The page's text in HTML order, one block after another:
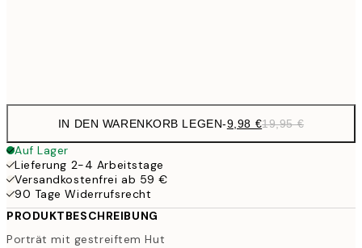
IN DEN WARENKORB LEGEN-9,98 €19,95 €
Auf Lager
Lieferung 2-4 Arbeitstage
Versandkostenfrei ab 59 €
90 Tage Widerrufsrecht
PRODUKTBESCHREIBUNG
Porträt mit gestreiftem Hut